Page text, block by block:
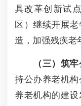
具改革创新试
区）继续开展
造，加强残疾老
（三）筑
持公办养老机
养老机构的建设